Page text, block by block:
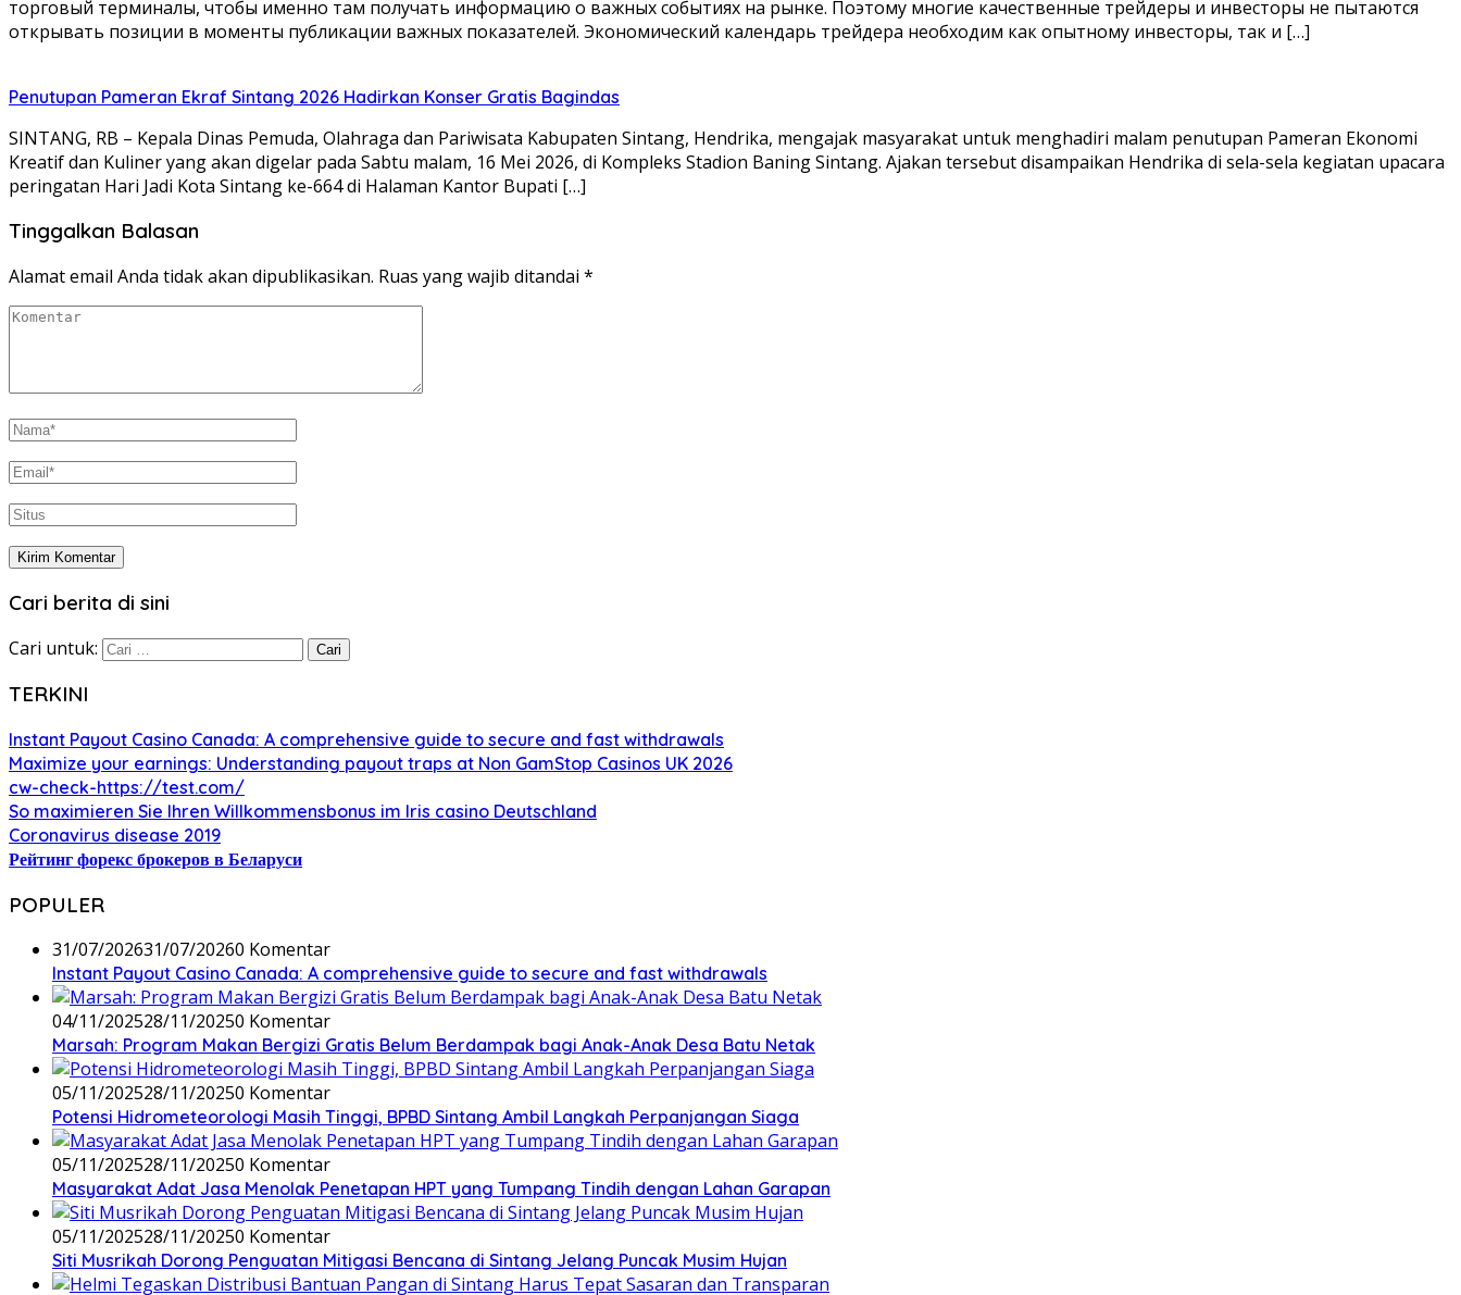
торговый терминалы, чтобы именно там получать информацию о важных событиях на рынке. Поэтому многие качественные трейдеры и инвесторы не пытаются
открывать позиции в моменты публикации важных показателей. Экономический календарь трейдера необходим как опытному инвесторы, так и […]
Penutupan Pameran Ekraf Sintang 2026 Hadirkan Konser Gratis Bagindas
SINTANG, RB – Kepala Dinas Pemuda, Olahraga dan Pariwisata Kabupaten Sintang, Hendrika, mengajak masyarakat untuk menghadiri malam penutupan Pameran Ekonomi
Kreatif dan Kuliner yang akan digelar pada Sabtu malam, 16 Mei 2026, di Kompleks Stadion Baning Sintang. Ajakan tersebut disampaikan Hendrika di sela-sela kegiatan upacara
peringatan Hari Jadi Kota Sintang ke-664 di Halaman Kantor Bupati […]
Tinggalkan Balasan
Alamat email Anda tidak akan dipublikasikan. Ruas yang wajib ditandai *
Cari berita di sini
Cari untuk:
TERKINI
Instant Payout Casino Canada: A comprehensive guide to secure and fast withdrawals
Maximize your earnings: Understanding payout traps at Non GamStop Casinos UK 2026
cw-check-https://test.com/
So maximieren Sie Ihren Willkommensbonus im Iris casino Deutschland
Coronavirus disease 2019
Рейтинг форекс брокеров в Беларуси
POPULER
31/07/202631/07/20260 Komentar
Instant Payout Casino Canada: A comprehensive guide to secure and fast withdrawals
04/11/202528/11/20250 Komentar
Marsah: Program Makan Bergizi Gratis Belum Berdampak bagi Anak-Anak Desa Batu Netak
05/11/202528/11/20250 Komentar
Potensi Hidrometeorologi Masih Tinggi, BPBD Sintang Ambil Langkah Perpanjangan Siaga
05/11/202528/11/20250 Komentar
Masyarakat Adat Jasa Menolak Penetapan HPT yang Tumpang Tindih dengan Lahan Garapan
05/11/202528/11/20250 Komentar
Siti Musrikah Dorong Penguatan Mitigasi Bencana di Sintang Jelang Puncak Musim Hujan